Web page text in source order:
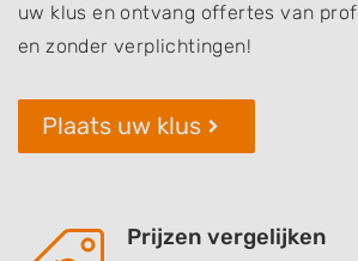
uw klus en ontvang offertes van
en zonder verplichtingen!
Plaats uw klus
Prijzen vergelijken